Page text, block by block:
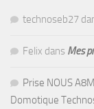
technoseb27
Felix dans Mes
Prise NOUS
Domotique